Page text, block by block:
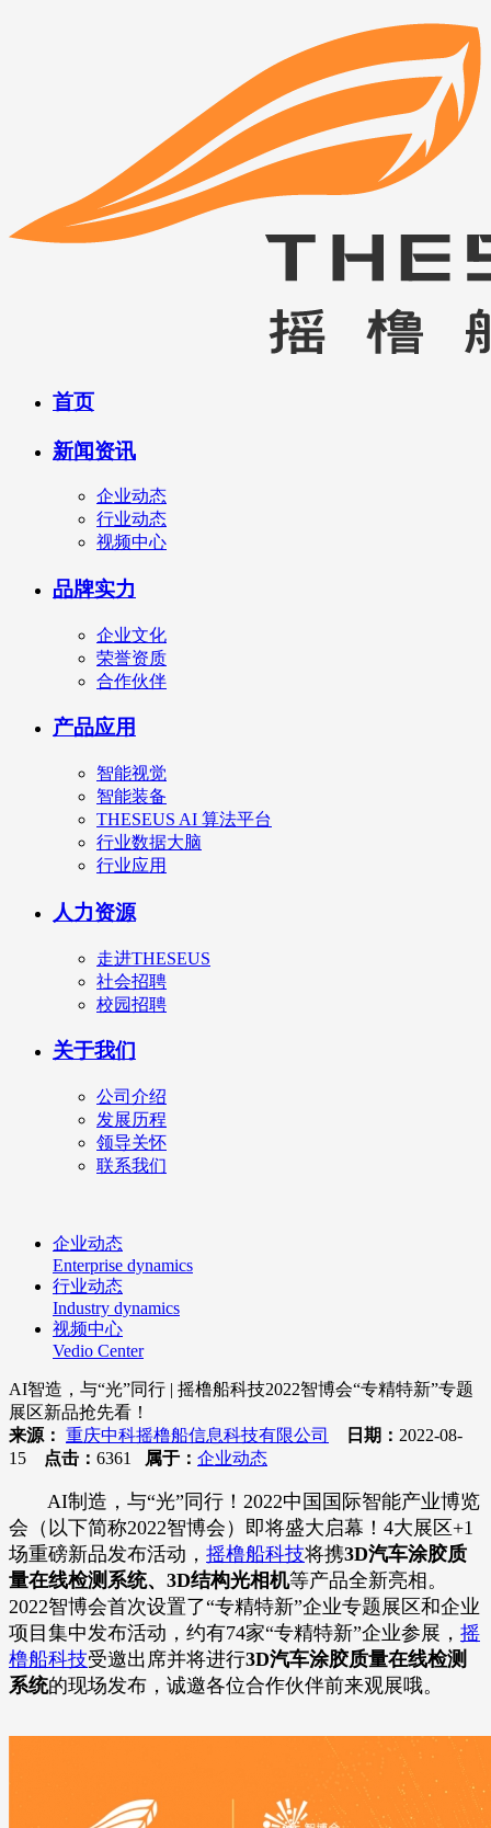
首页
新闻资讯
企业动态
行业动态
视频中心
品牌实力
企业文化
荣誉资质
合作伙伴
产品应用
智能视觉
智能装备
THESEUS AI 算法平台
行业数据大脑
行业应用
人力资源
走进THESEUS
社会招聘
校园招聘
关于我们
公司介绍
发展历程
领导关怀
联系我们
企业动态
Enterprise dynamics
行业动态
Industry dynamics
视频中心
Vedio Center
AI智造，与“光”同行 | 摇橹船科技2022智博会“专精特新”专题
展区新品抢先看！
来源： 重庆中科摇橹船信息科技有限公司 日期： 2022-08-
15
点击： 6361 属于： 企业动态
AI制造，与“光”同行！2022中国国际智能产业博览
会（以下简称2022智博会）即将盛大启幕！4大展区+1
场重磅新品发布活动， 摇橹船科技将携3D汽车涂胶质
量在线检测系统、3D结构光相机等产品全新亮相。
2022智博会首次设置了“专精特新”企业专题展区和企业
项目集中发布活动，约有74家“专精特新”企业参展， 摇
橹船科技受邀出席并将进行3D汽车涂胶质量在线检测
系统的现场发布，诚邀各位合作伙伴前来观展哦。